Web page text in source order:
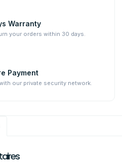
Warranty
your orders within 30 days.
Payment
our private security network.